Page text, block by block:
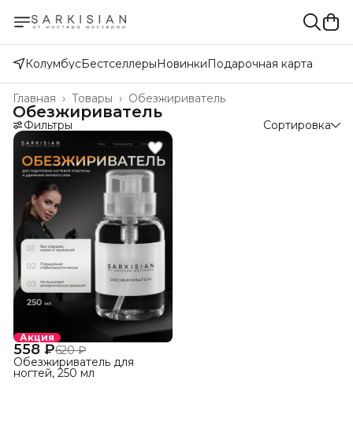
КолумбусБестселлерыНовинкиПодарочная карта
Обезжириватель
Товары ›
Главная ›
Обезжириватель
Фильтры Сортировка
Акция
558 ₽620 ₽
Обезжириватель для
ногтей, 250 мл